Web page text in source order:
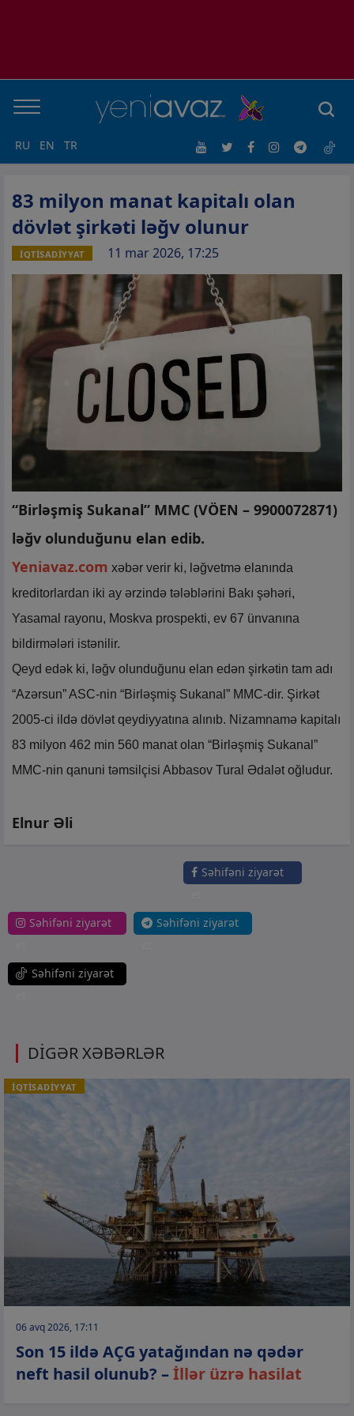
RU EN TR
83 milyon manat kapitalı olan
dövlət şirkəti ləğv olunur
İQTİSADİYYAT 11 mar 2026, 17:25
“Birləşmiş Sukanal” MMC (VÖEN – 9900072871)
ləğv olunduğunu elan edib.
Yeniavaz.com xəbər verir ki, ləğvetmə elanında
kreditorlardan iki ay ərzində tələblərini Bakı şəhəri,
Yasamal rayonu, Moskva prospekti, ev 67 ünvanına
bildirmələri istənilir.
Qeyd edək ki, ləğv olunduğunu elan edən şirkətin tam adı
“Azərsun” ASC-nin “Birləşmiş Sukanal” MMC-dir. Şirkət
2005-ci ildə dövlət qeydiyyatına alınıb. Nizamnamə kapitalı
83 milyon 462 min 560 manat olan “Birləşmiş Sukanal”
MMC-nin qanuni təmsilçisi Abbasov Tural Ədalət oğludur.
Elnur Əli
Səhifəni ziyarət
Səhifəni ziyarət
Səhifəni ziyarət
Səhifəni ziyarət
DİGƏR XƏBƏRLƏR
İQTİSADİYYAT
06 avq 2026, 17:11
Son 15 ildə AÇG yatağından nə qədər
neft hasil olunub? –İllər üzrə hasilat